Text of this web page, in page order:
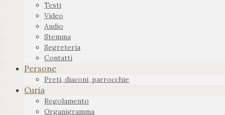
Testi
Video
Audio
Stemma
Segreteria
Contatti
Persone
Preti, diaconi, parrocchie
Curia
Regolamento
Organigramma